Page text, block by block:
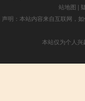
站地图 |
声明：本站内容来自互联网，
本站仅为个人